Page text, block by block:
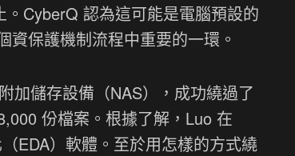
CyberQ 認為這可能是電腦預設的
保護機制流程中重要的一環。
加儲存設備（NAS），成功繞過了
份檔案。根據了解，Luo 在
EDA）軟體。至於用怎樣的方式繞